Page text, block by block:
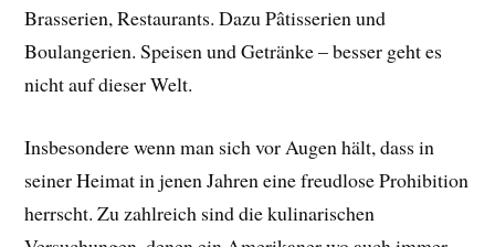
Brasserien, Restaurants. Dazu Pâtisserien und
Boulangerien. Speisen und Getränke – besser geht es
nicht auf dieser Welt.
Insbesondere wenn man sich vor Augen hält, dass in
seiner Heimat in jenen Jahren eine freudlose Prohibition
herrscht. Zu zahlreich sind die kulinarischen